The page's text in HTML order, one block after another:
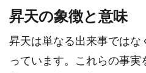
昇天の象徴と意味
昇天は単なる出来事では
っています。これらの事